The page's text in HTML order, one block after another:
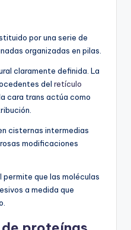
por una serie de
organizadas en pilas.
claramente definida. La
del retículo
cara trans actúa como
cisternas intermedias
modificaciones
que las moléculas
a medida que